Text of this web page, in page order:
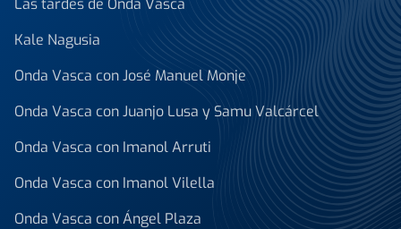
Kale Nagusia
Onda Vasca con José Manuel Monje
Onda Vasca con Juanjo Lusa y Samu Valcárcel
Onda Vasca con Imanol Arruti
Onda Vasca con Imanol Vilella
Onda Vasca con Ángel Plaza